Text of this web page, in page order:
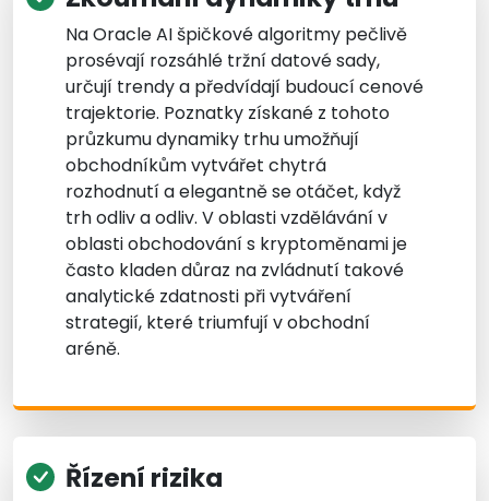
Na Oracle AI špičkové algoritmy pečlivě
prosévají rozsáhlé tržní datové sady,
určují trendy a předvídají budoucí cenové
trajektorie. Poznatky získané z tohoto
průzkumu dynamiky trhu umožňují
obchodníkům vytvářet chytrá
rozhodnutí a elegantně se otáčet, když
trh odliv a odliv. V oblasti vzdělávání v
oblasti obchodování s kryptoměnami je
často kladen důraz na zvládnutí takové
analytické zdatnosti při vytváření
strategií, které triumfují v obchodní
aréně.
Řízení rizika